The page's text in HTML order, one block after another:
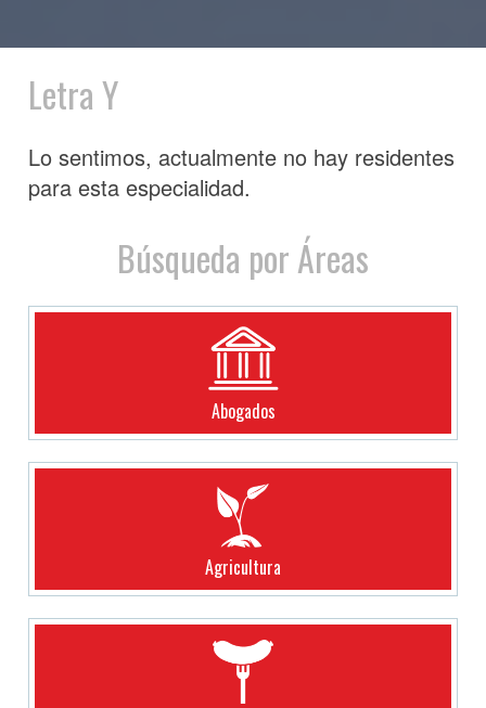
Letra Y
Lo sentimos, actualmente no hay residentes
para esta especialidad.
Búsqueda por Áreas
Abogados
Agricultura